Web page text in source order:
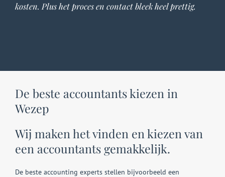
kosten. Plus het proces en contact bleek heel prettig.
De beste accountants kiezen in
Wezep
Wij maken het vinden en kiezen van
een accountants gemakkelijk.
De beste accounting experts stellen bijvoorbeeld een